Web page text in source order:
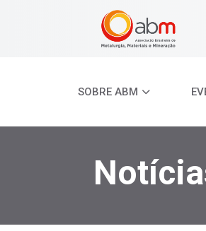
SOBRE ABM